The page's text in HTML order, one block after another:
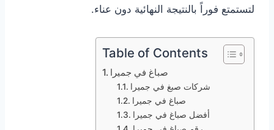
لتستمتع فوراً بالنتيجة النهائية دون عناء.
Table of Contents
صباغ في جميرا
شركات صبغ في جميرا
صباغ في جميرا
أفضل صباغ في جميرا